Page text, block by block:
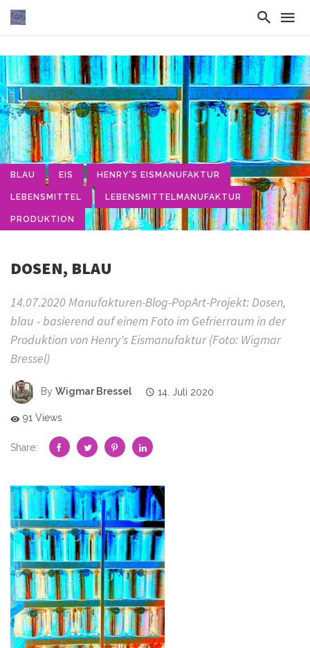
BLAU EIS HENRY'S EISMANUFAKTUR
LEBENSMITTEL LEBENSMITTELMANUFAKTUR
PRODUKTION
DOSEN, BLAU
14.07.2020 Manufakturen-Blog-PopArt-Projekt: Dosen,
blau - basierend auf einem Foto im Gefrierraum in der
Produktion von Henry's Eismanufaktur (Foto: Wigmar
Bressel)
By Wigmar Bressel 14. Juli 2020
91 Views
Share: